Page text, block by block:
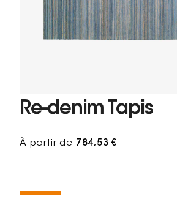
Re-denim Tapis
À partir de 784,53 €